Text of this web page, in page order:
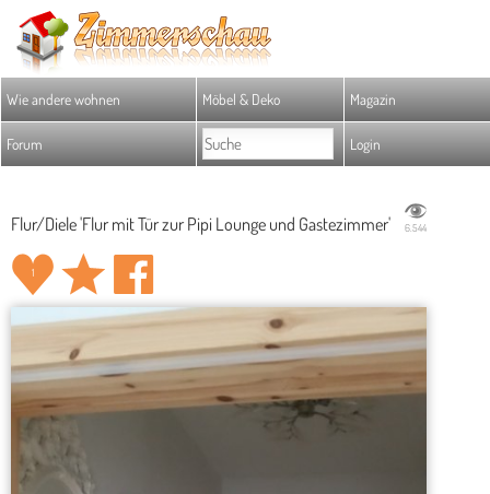
Wie andere wohnen Möbel & Deko Magazin
Forum Login
Flur/Diele 'Flur mit Tür zur Pipi Lounge und Gastezimmer' 6.544
1